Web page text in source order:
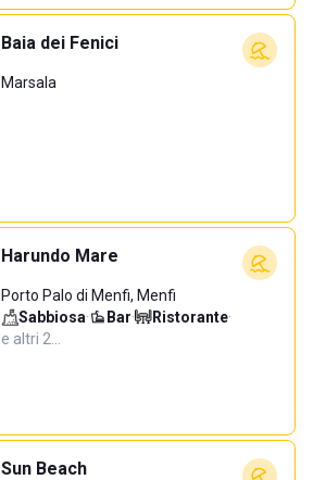
Baia dei Fenici
Marsala
Harundo Mare
Porto Palo di Menfi, Menfi
Sabbiosa· Bar· Ristorante·
e altri 2…
Sun Beach